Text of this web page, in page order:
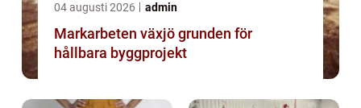
04 augusti 2026 admin
Markarbeten växjö grunden för
hållbara byggprojekt